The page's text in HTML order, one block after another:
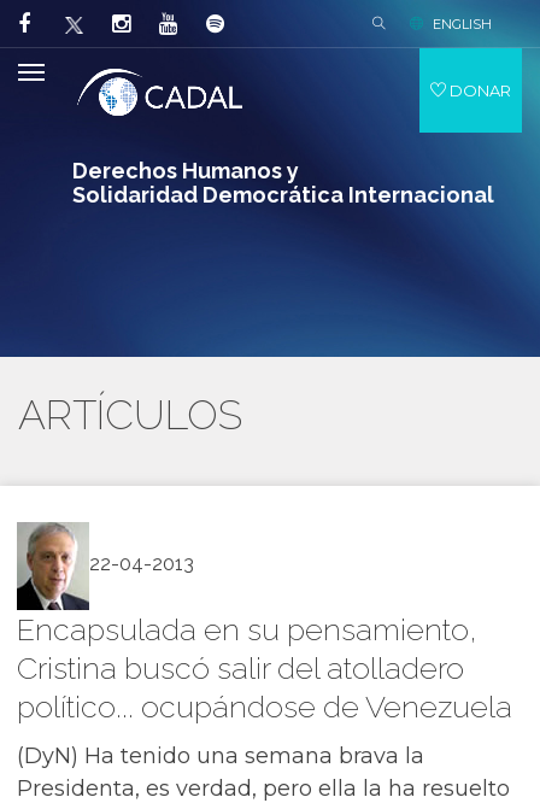
Derechos Humanos y
Solidaridad Democrática Internacional
ENGLISH
DONAR
ARTÍCULOS
22-04-2013
Encapsulada en su pensamiento,
Cristina buscó salir del atolladero
político... ocupándose de Venezuela
(DyN) Ha tenido una semana brava la
Presidenta, es verdad, pero ella la ha resuelto